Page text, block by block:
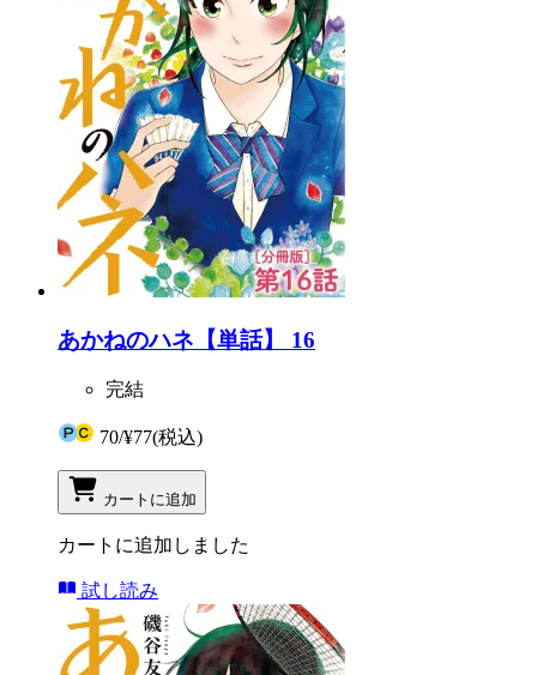
あかねのハネ【単話】 16
完結
70/¥77(税込)
カートに追加
カートに追加しました
試し読み